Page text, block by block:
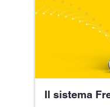
Il sistema